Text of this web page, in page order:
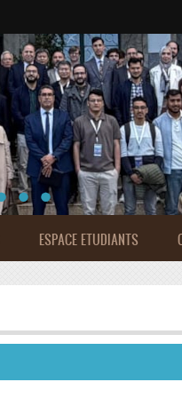
ESPACE ETUDIANTS